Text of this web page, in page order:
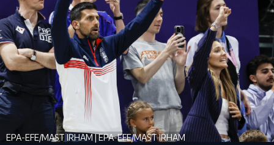
EPA-EFE/MAST IRHAM | EPA-EFE/MAST IRHAM